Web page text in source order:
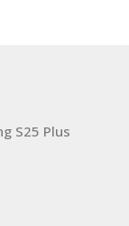
S25 Plus